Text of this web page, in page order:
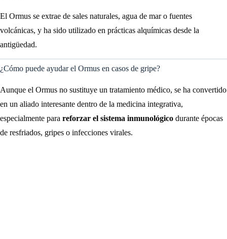
El Ormus se extrae de sales naturales, agua de mar o fuentes
volcánicas, y ha sido utilizado en prácticas alquímicas desde la
antigüedad.
¿Cómo puede ayudar el Ormus en casos de gripe?
Aunque el Ormus no sustituye un tratamiento médico, se ha convertido
en un aliado interesante dentro de la medicina integrativa,
especialmente para reforzar el sistema inmunológico durante épocas
de resfriados, gripes o infecciones virales.